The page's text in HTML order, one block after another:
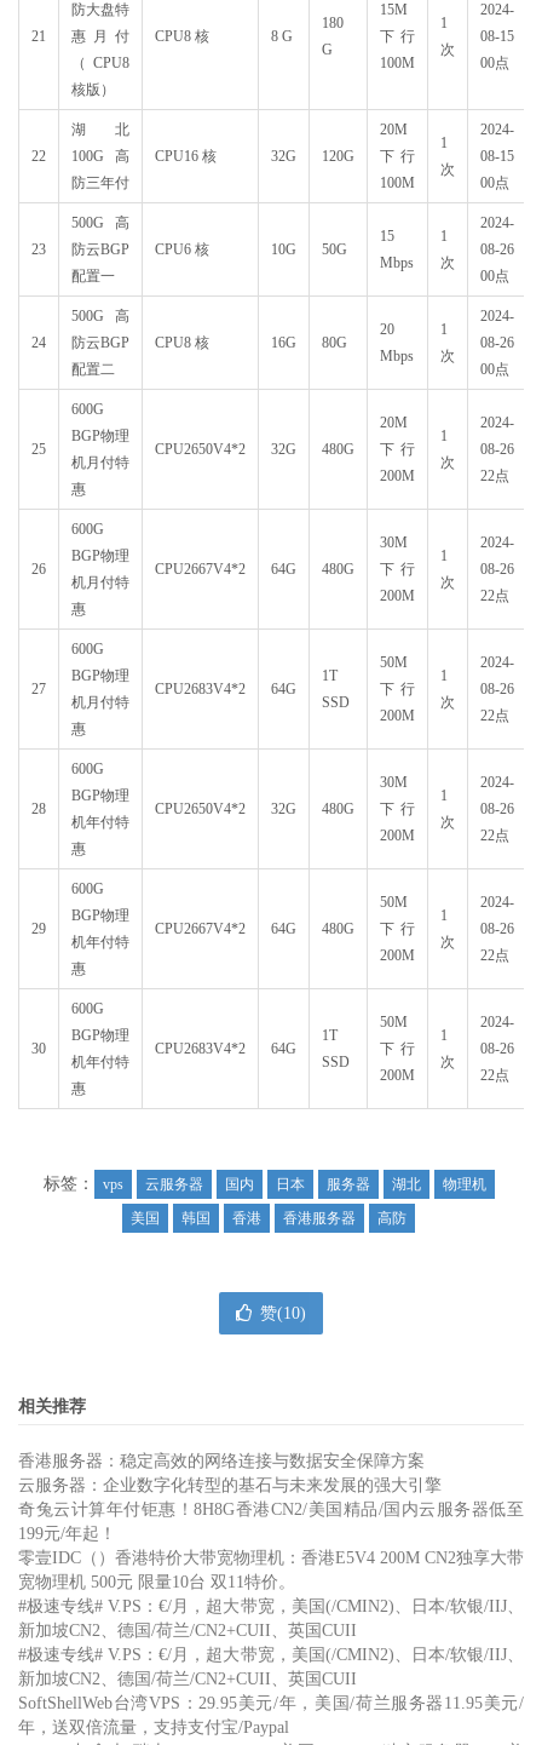
21
防大盘特
惠月付
（CPU8
核版）
CPU8 核 8 G
180
G
15M
下行
100M
1
次
2024-
08-15
00点
22
湖北
100G高
防三年付
CPU16 核 32G 120G
20M
下行
100M
1
次
2024-
08-15
00点
23
500G高
防云BGP
配置一
CPU6 核 10G 50G
15
Mbps
1
次
2024-
08-26
00点
24
500G高
防云BGP
配置二
CPU8 核 16G 80G
20
Mbps
1
次
2024-
08-26
00点
25
600G
BGP物理
机月付特
惠
CPU2650V4*2 32G 480G
20M
下行
200M
1
次
2024-
08-26
22点
26
600G
BGP物理
机月付特
惠
CPU2667V4*2 64G 480G
30M
下行
200M
1
次
2024-
08-26
22点
27
600G
BGP物理
机月付特
惠
CPU2683V4*2 64G
1T
SSD
50M
下行
200M
1
次
2024-
08-26
22点
28
600G
BGP物理
机年付特
惠
CPU2650V4*2 32G 480G
30M
下行
200M
1
次
2024-
08-26
22点
29
600G
BGP物理
机年付特
惠
CPU2667V4*2 64G 480G
50M
下行
200M
1
次
2024-
08-26
22点
30
600G
BGP物理
机年付特
惠
CPU2683V4*2 64G
1T
SSD
50M
下行
200M
1
次
2024-
08-26
22点
标签： vps 云服务器 国内 日本 服务器 湖北
物理机
美国
韩国 香港 香港服务器 高防
赞(10)
相关推荐
香港服务器：稳定高效的网络连接与数据安全保障方案
云服务器：企业数字化转型的基石与未来发展的强大引擎
奇兔云计算年付钜惠！8H8G香港CN2/美国精品/国内云服务器低至
199元/年起！
零壹IDC（）香港特价大带宽物理机：香港E5V4 200M CN2独享大带
宽物理机 500元 限量10台 双11特价。
#极速专线# V.PS：€/月，超大带宽，美国(/CMIN2)、日本/软银/IIJ、
新加坡CN2、德国/荷兰/CN2+CUII、英国CUII
#极速专线# V.PS：€/月，超大带宽，美国(/CMIN2)、日本/软银/IIJ、
新加坡CN2、德国/荷兰/CN2+CUII、英国CUII
SoftShellWeb台湾VPS：29.95美元/年，美国/荷兰服务器11.95美元/
年，送双倍流量，支持支付宝/Paypal